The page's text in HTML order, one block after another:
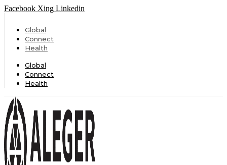
Facebook Xing Linkedin
Global
Connect
Health
Global
Connect
Health